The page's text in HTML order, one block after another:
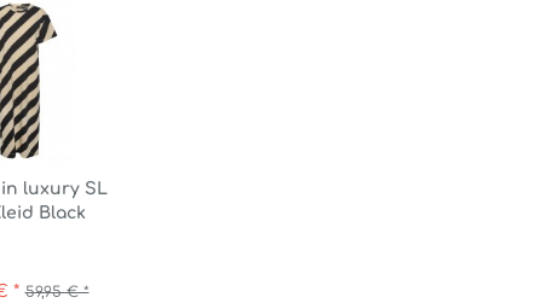
in luxury SL
Black
* 59,95 € *